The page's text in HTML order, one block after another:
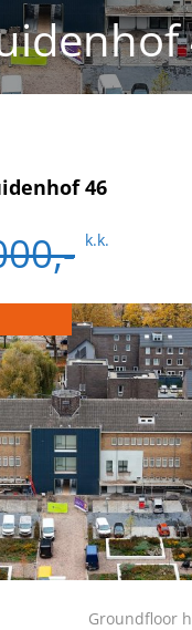
46
k.k.
Groundfloor